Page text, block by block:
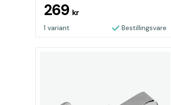
269 kr
1 variant Bestillingsvare